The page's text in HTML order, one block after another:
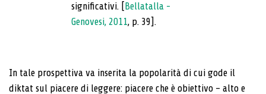
significativi. [
Bellatalla -
Genovesi, 2011, p. 39].
In tale prospettiva va inserita la popolarità di cui gode il
diktat sul piacere di leggere: piacere che è obiettivo – alto e